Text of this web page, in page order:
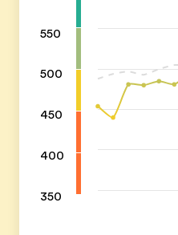
550
500
450
400
350